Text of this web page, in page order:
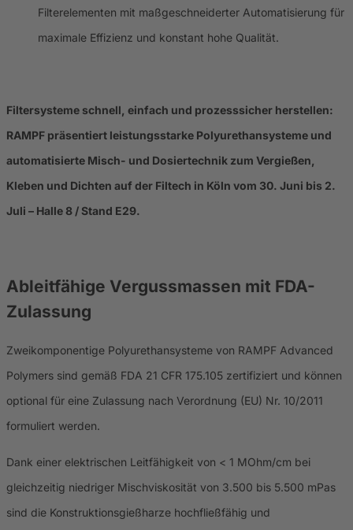
Filterelementen mit maßgeschneiderter Automatisierung für
maximale Effizienz und konstant hohe Qualität.
Filtersysteme schnell, einfach und prozesssicher herstellen:
RAMPF präsentiert leistungsstarke Polyurethansysteme und
automatisierte Misch- und Dosiertechnik zum Vergießen,
Kleben und Dichten auf der Filtech in Köln vom 30. Juni bis 2.
Juli – Halle 8 / Stand E29.
Ableitfähige Vergussmassen mit FDA-
Zulassung
Zweikomponentige Polyurethansysteme von RAMPF Advanced
Polymers sind gemäß FDA 21 CFR 175.105 zertifiziert und können
optional für eine Zulassung nach Verordnung (EU) Nr. 10/2011
formuliert werden.
Dank einer elektrischen Leitfähigkeit von < 1 MOhm/cm bei
gleichzeitig niedriger Mischviskosität von 3.500 bis 5.500 mPas
sind die Konstruktionsgießharze hochfließfähig und